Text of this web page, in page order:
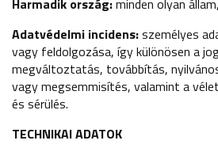
Harmadik ország:minden olyan
Adatvédelmi incidens:személyes
vagy feldolgozása, így különösen a
megváltoztatás, továbbítás,
vagy megsemmisítés, valamint a
és sérülés.
TECHNIKAI ADATOK